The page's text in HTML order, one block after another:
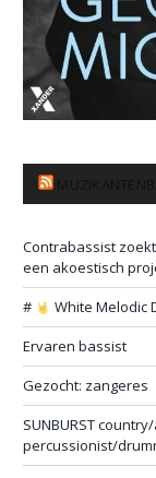
Contrabassist
een akoestisch
#
White Melodic
Ervaren bassist
Gezocht: zangeres
SUNBURST
percussionist/